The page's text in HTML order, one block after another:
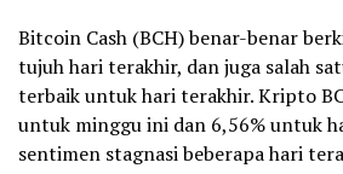
Bitcoin Cash (BCH) benar-benar
tujuh hari terakhir, dan juga salah
terbaik untuk hari terakhir. Kripto
untuk minggu ini dan 6,56% untuk
sentimen stagnasi beberapa hari